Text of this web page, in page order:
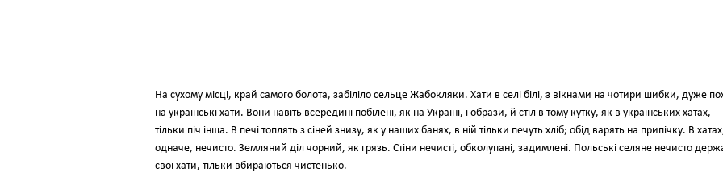
На сухому місці, край самого болота, забіліло сельце Жабокляки. Хати в селі білі, з вікнами на чотири шибки, дуже
на українські хати. Вони навіть всередині побілені, як на Україні, і образи, й стіл в тому кутку, як в українських хатах,
тільки піч інша. В печі топлять з сіней знизу, як у наших банях, в ній тільки печуть хліб; обід варять на припічку. В
одначе, нечисто. Земляний діл чорний, як грязь. Стіни нечисті, обколупані, задимлені. Польські селяне нечисто
свої хати, тільки вбираються чистенько.